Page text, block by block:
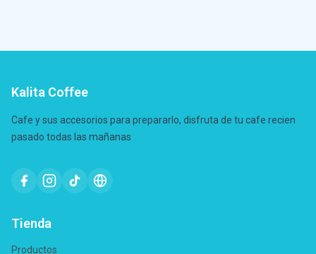
Kalita Coffee
Cafe y sus accesorios para prepararlo, disfruta de tu cafe recien
pasado todas las mañanas
Tienda
Productos